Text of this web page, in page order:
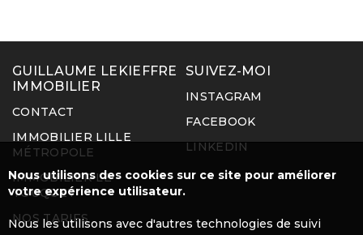
GUILLAUME LEKIEFFRE
IMMOBILIER
CONTACT
IMMOBILIER LILLE
MÉTROPOLE
IMMOBILIER LE
TOUQUET
NOS TARIFS
SUIVEZ-MOI
INSTAGRAM
FACEBOOK
LINKEDIN
Nous utilisons des cookies sur ce site pour améliorer
votre expérience utilisateur.
Nous les utilisons avec d'autres technologies de suivi